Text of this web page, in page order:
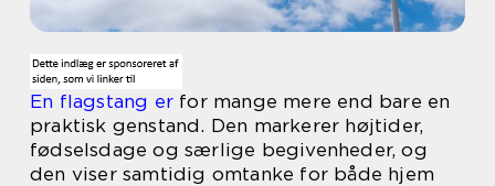
En flagstang er for mange mere end bare en
praktisk genstand. Den markerer højtider,
fødselsdage og særlige begivenheder, og
den viser samtidig omtanke for både hjem